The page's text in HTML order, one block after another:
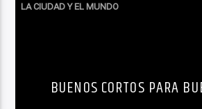
LA CIUDAD Y EL MUNDO
BUENOS CORTOS PARA